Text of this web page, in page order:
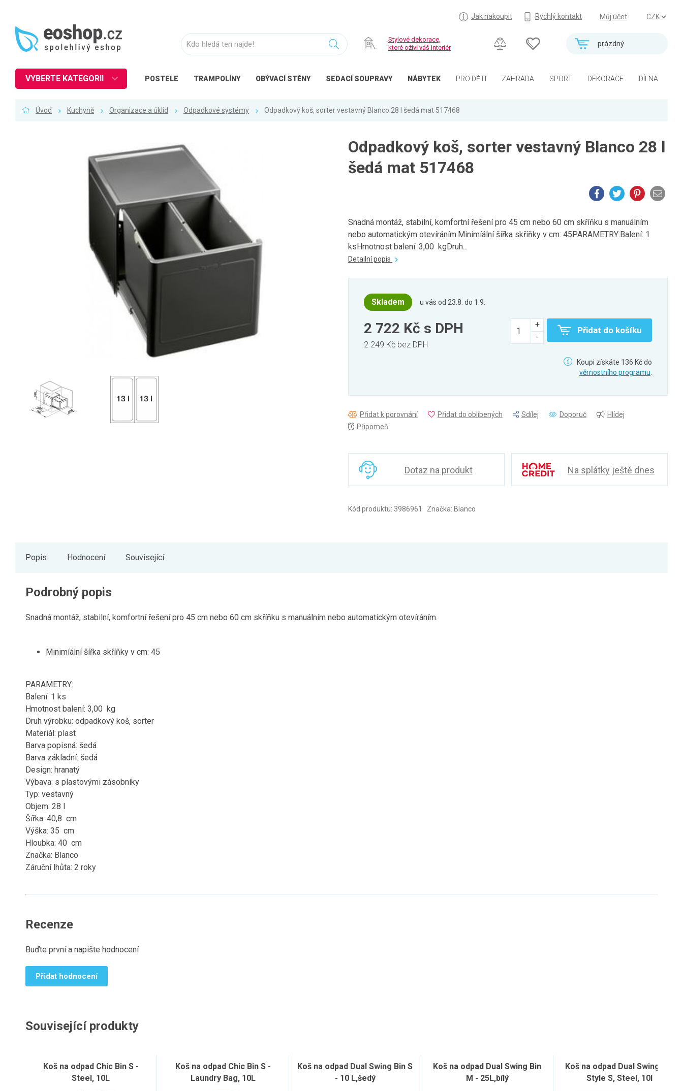
Můj účet
Jak nakoupit Rychlý kontakt
prázdný
Stylové dekorace,
které oživí váš interiér
POSTELE TRAMPOLÍNY OBÝVACÍ STĚNY SEDACÍ SOUPRAVY NÁBYTEK PRO DĚTI ZAHRADA SPORT DEKORACE DÍLNA
VYBERTE KATEGORII
Předsíň a chodba
Pracovna a kancelář
Všechny kategorie
Úvod Kuchyně Organizace a úklid Odpadkové systémy Odpadkový koš, sorter vestavný Blanco 28 l šedá mat 517468
Odpadkový koš, sorter vestavný Blanco 28 l
šedá mat 517468
Snadná montáž, stabilní, komfortní řešení pro 45 cm nebo 60 cm skříňku s manuálním
nebo automatickým otevíráním.Minimíální šířka skříňky v cm: 45PARAMETRY:Balení: 1
ksHmotnost balení: 3,00 kgDruh...
Detailní popis
Skladem u vás od 23.8. do 1.9.
2 722 Kč s DPH
2 249 Kč bez DPH
Přidat do košíku
Koupi získáte 136 Kč do
věrnostního programu
Přidat k porovnání Přidat do oblíbených Sdílej Doporuč
Hlídej
Připomeň
Dotaz na produkt Na splátky ještě dnes
Kód produktu: 3986961 Značka: Blanco
Popis Hodnocení Související
Podrobný popis
Snadná montáž, stabilní, komfortní řešení pro 45 cm nebo 60 cm skříňku s manuálním nebo automatickým otevíráním.
Minimíální šířka skříňky v cm: 45
PARAMETRY:
Balení: 1 ks
Hmotnost balení: 3,00 kg
Druh výrobku: odpadkový koš, sorter
Materiál: plast
Barva popisná: šedá
Barva základní: šedá
Design: hranatý
Výbava: s plastovými zásobníky
Typ: vestavný
Objem: 28 l
Šířka: 40,8 cm
Výška: 35 cm
Hloubka: 40 cm
Značka: Blanco
Záruční lhůta: 2 roky
Recenze
Buďte první a napište hodnocení
Přidat hodnocení
Související produkty
Koš na odpad Chic Bin S -
Steel, 10L
Koš na odpad Chic Bin S -
Laundry Bag, 10L
Koš na odpad Dual Swing Bin S
- 10 L,šedý
Koš na odpad Dual Swing Bin
M - 25L,bílý
Koš na odpad Dual Swing Bin
Style S, Steel, 10l